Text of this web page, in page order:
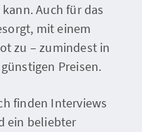
Auch für das
mit einem
zu – zumindest in
Preisen.
finden Interviews
ein beliebter